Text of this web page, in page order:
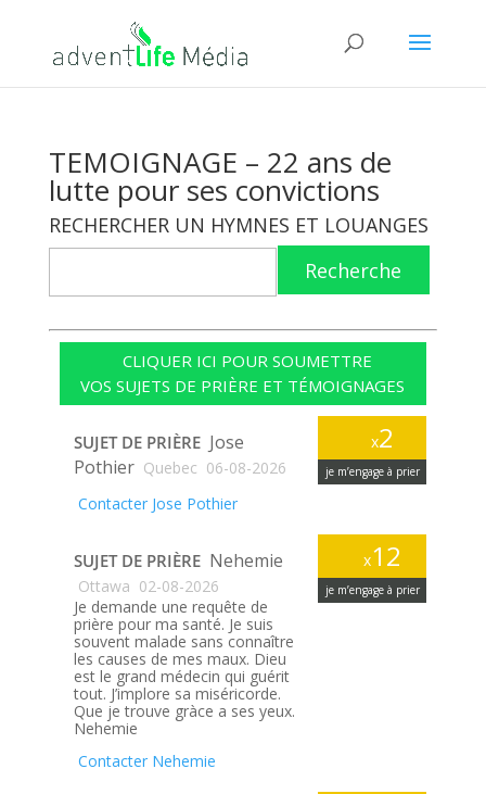
TEMOIGNAGE – 22 ans de
lutte pour ses convictions
RECHERCHER UN HYMNES ET LOUANGES
Recherche
CLIQUER ICI POUR SOUMETTRE
VOS SUJETS DE PRIÈRE ET TÉMOIGNAGES
x2
je m’engage à prier
SUJET DE PRIÈRE Jose
Pothier Quebec 06-08-2026
Contacter Jose Pothier
x12
je m’engage à prier
SUJET DE PRIÈRE Nehemie
Ottawa 02-08-2026
Je demande une requête de
prière pour ma santé. Je suis
souvent malade sans connaître
les causes de mes maux. Dieu
est le grand médecin qui guérit
tout. J’implore sa miséricorde.
Que je trouve gràce a ses yeux.
Nehemie
Contacter Nehemie